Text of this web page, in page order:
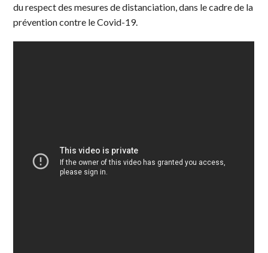
du respect des mesures de distanciation, dans le cadre de la
prévention contre le Covid-19.